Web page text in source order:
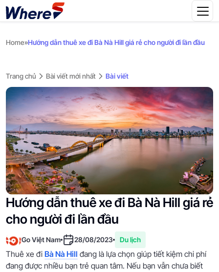
Home»Hướng dẫn thuê xe đi Bà Nà Hill giá rẻ cho người đi lần đầu
Trang chủ Bài viết mới nhất Bài viết
Hướng dẫn thuê xe đi Bà Nà Hill giá rẻ
cho người đi lần đầu
Go Việt Nam 28/08/2023 Du lịch
Thuê xe đi Bà Nà Hill đang là lựa chọn giúp tiết kiệm chi phí
đang được nhiều bạn trẻ quan tâm. Nếu bạn vẫn chưa biết